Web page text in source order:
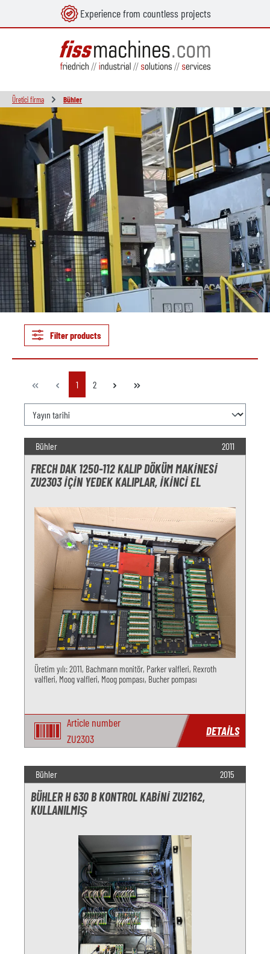
Experience from countless projects
Üretici firma Bühler
Filter products
Page
1 Page
2
Bühler 2011
FRECH DAK 1250-112 KALIP DÖKÜM MAKINESI
ZU2303 IÇIN YEDEK KALIPLAR, IKINCI EL
Üretim yılı: 2011, Bachmann monitör, Parker valfleri, Rexroth
valfleri, Moog valfleri, Moog pompası, Bucher pompası
Article number
ZU2303
DETAILS
Bühler 2015
BÜHLER H 630 B KONTROL KABINI ZU2162,
KULLANILMIŞ